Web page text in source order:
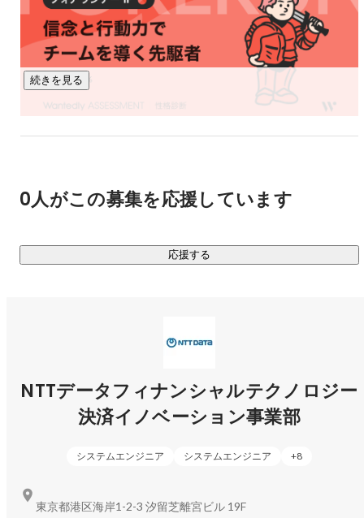
▼キャッシュレス決済総合プラットフォーム『CAFIS（キャ
https://www.wantedly.com/companies/company_3412420/pos
t_articles/872397
そして、私たちが忘れてはならないのは、金融業界に残るレ
ガシーな部分を変えていくこと。この決意を込めて、CAFIS
た。
小倉 野絵ディレクター
続きを見る
0人がこの募集を応援しています
応援する
NTTデータフィナンシャルテクノロジー
決済イノベーション事業部
システムエンジニア システムエンジニア +8
東京都港区海岸1-2-3 汐留芝離宮ビル 19F